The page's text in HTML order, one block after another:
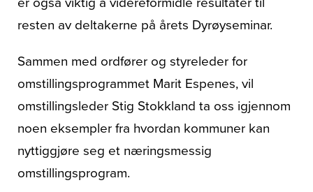
resten av deltakerne på årets Dyrøyseminar.
Sammen med ordfører og styreleder for
omstillingsprogrammet Marit Espenes, vil
omstillingsleder Stig Stokkland ta oss igjennom
noen eksempler fra hvordan kommuner kan
nyttiggjøre seg et næringsmessig
omstillingsprogram.